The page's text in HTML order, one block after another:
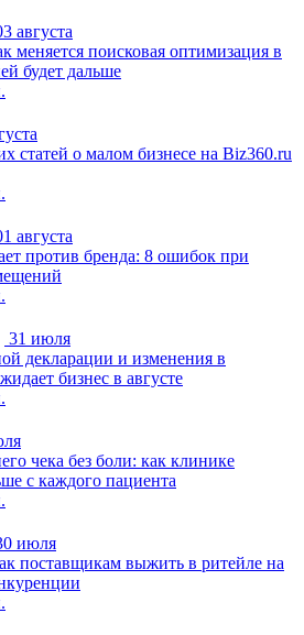
августа
меняется поисковая оптимизация в
будет дальше
статей о малом бизнесе на Biz360.ru
августа
против бренда: 8 ошибок при
31 июля
декларации и изменения в
бизнес в августе
чека без боли: как клинике
с каждого пациента
июля
поставщикам выжить в ритейле на